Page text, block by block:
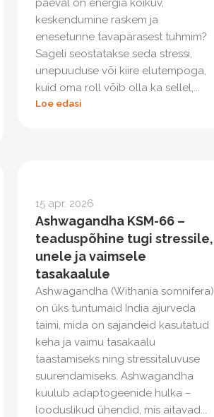
päeval on energia kõikuv,
keskendumine raskem ja
enesetunne tavapärasest tuhmim?
Sageli seostatakse seda stressi,
unepuuduse või kiire elutempoga,
kuid oma roll võib olla ka sellel,...
Loe edasi
15 apr. 2026
Ashwagandha KSM-66 –
teaduspõhine tugi stressile,
unele ja vaimsele
tasakaalule
Ashwagandha (Withania somnifera)
on üks tuntumaid India ajurveda
taimi, mida on sajandeid kasutatud
keha ja vaimu tasakaalu
taastamiseks ning stressitaluvuse
suurendamiseks. Ashwagandha
kuulub adaptogeenide hulka –
looduslikud ühendid, mis aitavad...